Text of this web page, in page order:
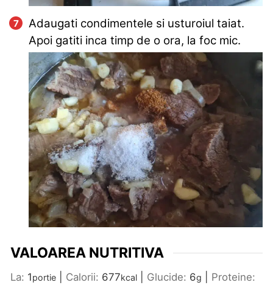
Adaugati condimentele si usturoiul taiat.
Apoi gatiti inca timp de o ora, la foc mic.
VALOAREA NUTRITIVA
La: 1portie Calorii: 677kcal Glucide: 6g
Proteine: